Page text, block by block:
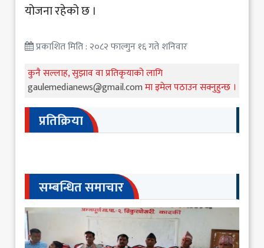
योजना रहेको छ ।
प्रकाशित मिति : २०८२ फाल्गुन १६ गते शनिवार
कुनै सल्लाह, सुझाव वा प्रतिकृयाको लागि
gaulemedianews@gmail.comमा इमेल पठाउन सक्नुहुन्छ ।
प्रतिक्रिया
सम्बन्धित समाचार